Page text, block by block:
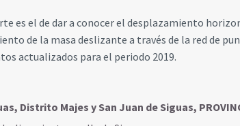
es el de dar a conocer el desplazamiento
de la masa deslizante a través de la red de
actualizados para el periodo 2019.
Distrito Majes y San Juan de Siguas,